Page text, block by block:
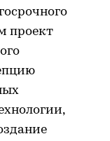
проект